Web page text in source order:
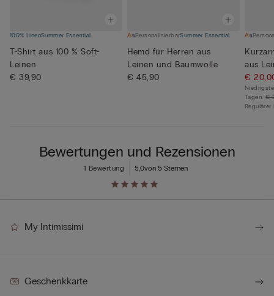
100% LinenSummer Essential
T-Shirt aus 100 % Soft-
Leinen
€ 39,90
PersonalisierbarSummer Essential
Hemd für Herren aus
Leinen und Baumwolle
€ 45,90
aus
€
Tagen: €
Bewertungen und Rezensionen
5,0von 5 Sternen
1 Bewertung
My Intimissimi
Geschenkkarte